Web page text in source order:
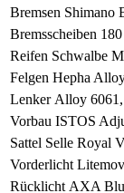
Bremsen Shimano
Bremsscheiben
Reifen Schwalbe
Felgen Hepha
Lenker Alloy
Vorbau ISTOS
Sattel Selle Royal
Vorderlicht
Rücklicht AXA